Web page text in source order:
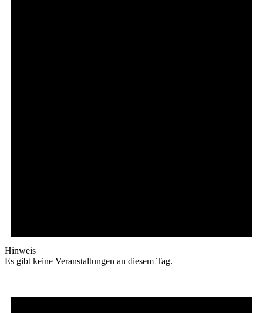
Hinweis
Es gibt keine Veranstaltungen an diesem Tag.